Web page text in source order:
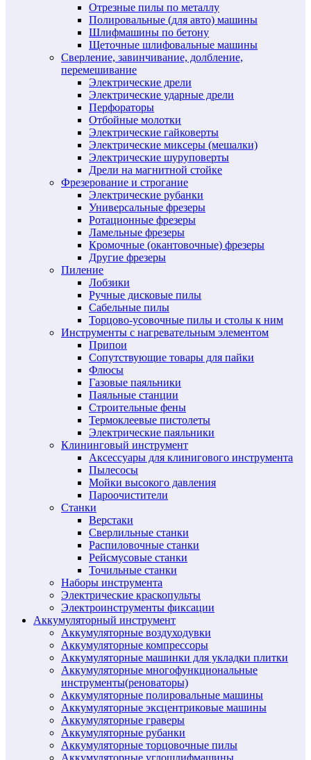
Отрезные пилы по металлу
Полировальные (для авто) машины
Шлифмашины по бетону
Щеточные шлифовальные машины
Сверление, завинчивание, долбление,
перемешивание
Электрические дрели
Электрические ударные дрели
Перфораторы
Отбойные молотки
Электрические гайковерты
Электрические миксеры (мешалки)
Электрические шуруповерты
Дрели на магнитной стойке
Фрезерование и строгание
Электрические рубанки
Универсальные фрезеры
Ротационные фрезеры
Ламельные фрезеры
Кромочные (окантовочные) фрезеры
Другие фрезеры
Пиление
Лобзики
Ручные дисковые пилы
Сабельные пилы
Торцово-усовочные пилы и столы к ним
Инструменты с нагревательным элементом
Припои
Сопутствующие товары для пайки
Флюсы
Газовые паяльники
Паяльные станции
Строительные фены
Термоклеевые пистолеты
Электрические паяльники
Клининговый инструмент
Аксессуары для клинигового инструмента
Пылесосы
Мойки высокого давления
Пароочистители
Станки
Верстаки
Сверлильные станки
Распиловочные станки
Рейсмусовые станки
Точильные станки
Наборы инструмента
Электрические краскопульты
Электроинструменты фиксации
Аккумуляторный инструмент
Аккумуляторные воздуходувки
Аккумуляторные компрессоры
Аккумуляторные машинки для укладки плитки
Аккумуляторные многофункциональные
инструменты(реноваторы)
Аккумуляторные полировальные машины
Аккумуляторные эксцентриковые машины
Аккумуляторные граверы
Аккумуляторные рубанки
Аккумуляторные торцовочные пилы
Аккумуляторные углошлифмашины